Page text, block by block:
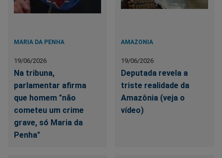
MARIA DA PENHA
19/06/2026
Na tribuna,
parlamentar afirma
que homem "não
cometeu um crime
grave, só Maria da
Penha"
AMAZONIA
19/06/2026
Deputada revela a
triste realidade da
Amazônia (veja o
vídeo)